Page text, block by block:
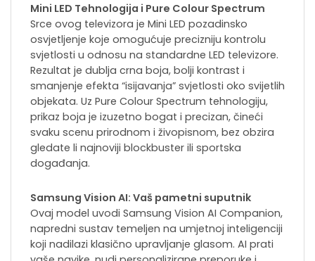
Mini LED Tehnologija i Pure Colour Spectrum
Srce ovog televizora je Mini LED pozadinsko
osvjetljenje koje omogućuje precizniju kontrolu
svjetlosti u odnosu na standardne LED televizore.
Rezultat je dublja crna boja, bolji kontrast i
smanjenje efekta “isijavanja” svjetlosti oko svijetlih
objekata. Uz Pure Colour Spectrum tehnologiju,
prikaz boja je izuzetno bogat i precizan, čineći
svaku scenu prirodnom i živopisnom, bez obzira
gledate li najnoviji blockbuster ili sportska
događanja.
Samsung Vision AI: Vaš pametni suputnik
Ovaj model uvodi Samsung Vision AI Companion,
napredni sustav temeljen na umjetnoj inteligenciji
koji nadilazi klasično upravljanje glasom. AI prati